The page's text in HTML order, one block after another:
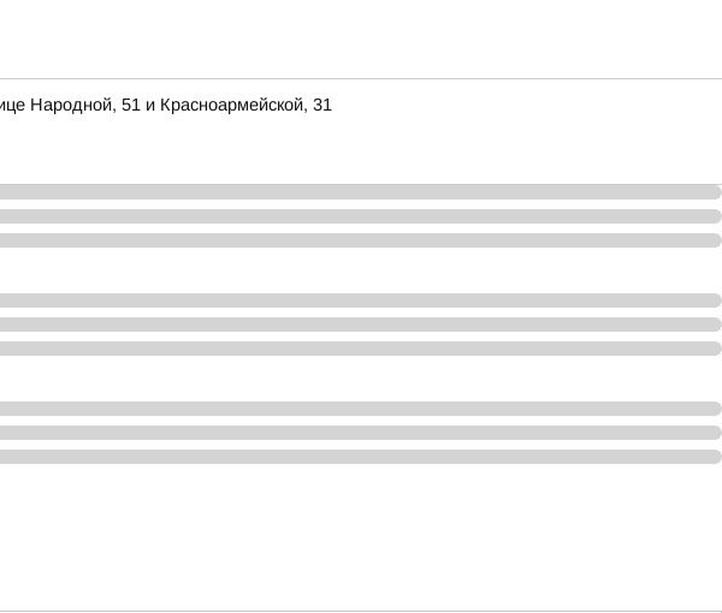
Народной, 51 и Красноармейской, 31